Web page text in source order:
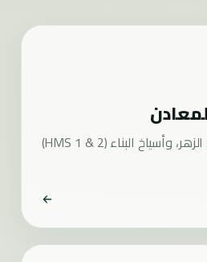
شراء هياكل الصلب، الحديد الزهر، وأسياخ البناء (HMS 1 & 2)